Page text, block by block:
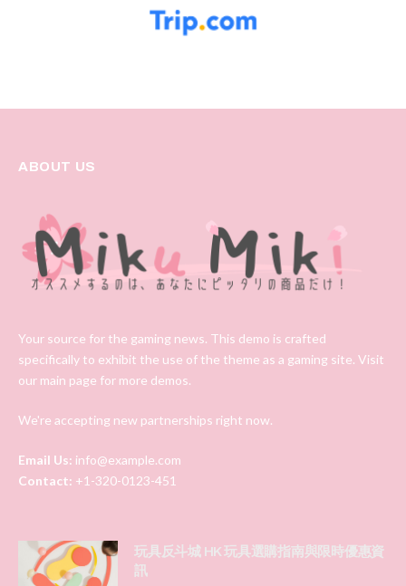
ABOUT US
Your source for the gaming news. This demo is crafted
specifically to exhibit the use of the theme as a gaming site. Visit
our main page for more demos.
We're accepting new partnerships right now.
Email Us: info@example.com
Contact: +1-320-0123-451
玩具反斗城 HK 玩具選購指南與限時優惠資
訊